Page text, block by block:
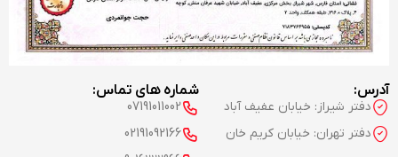
آدرس:
دفتر شیراز: خیابان عفیف آباد
دفتر تهران: خیابان کریم خان
شماره های تماس:
07191011002
02191092166